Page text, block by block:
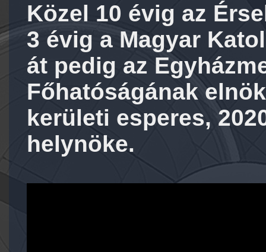
Közel 10 évig az
3 évig a Magyar
át pedig az
Főhatóságának
kerületi esperes,
helynöke.